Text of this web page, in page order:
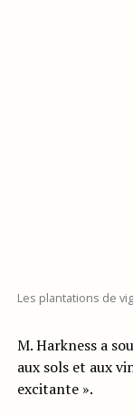
Les plantations de
M. Harkness a
aux sols et aux
excitante ».